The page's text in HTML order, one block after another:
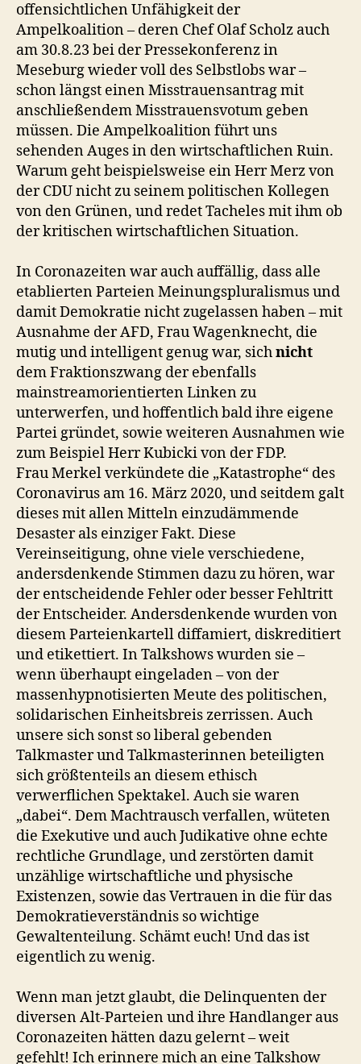
offensichtlichen Unfähigkeit der
Ampelkoalition – deren Chef Olaf Scholz auch
am 30.8.23 bei der Pressekonferenz in
Meseburg wieder voll des Selbstlobs war –
schon längst einen Misstrauensantrag mit
anschließendem Misstrauensvotum geben
müssen. Die Ampelkoalition führt uns
sehenden Auges in den wirtschaftlichen Ruin.
Warum geht beispielsweise ein Herr Merz von
der CDU nicht zu seinem politischen Kollegen
von den Grünen, und redet Tacheles mit ihm ob
der kritischen wirtschaftlichen Situation.
In Coronazeiten war auch auffällig, dass alle
etablierten Parteien Meinungspluralismus und
damit Demokratie nicht zugelassen haben – mit
Ausnahme der AFD, Frau Wagenknecht, die
mutig und intelligent genug war, sichnicht
dem Fraktionszwang der ebenfalls
mainstreamorientierten Linken zu
unterwerfen, und hoffentlich bald ihre eigene
Partei gründet, sowie weiteren Ausnahmen wie
zum Beispiel Herr Kubicki von der FDP.
Frau Merkel verkündete die „Katastrophe“ des
Coronavirus am 16. März 2020, und seitdem galt
dieses mit allen Mitteln einzudämmende
Desaster als einziger Fakt. Diese
Vereinseitigung, ohne viele verschiedene,
andersdenkende Stimmen dazu zu hören, war
der entscheidende Fehler oder besser Fehltritt
der Entscheider. Andersdenkende wurden von
diesem Parteienkartell diffamiert, diskreditiert
und etikettiert. In Talkshows wurden sie –
wenn überhaupt eingeladen – von der
massenhypnotisierten Meute des politischen,
solidarischen Einheitsbreis zerrissen. Auch
unsere sich sonst so liberal gebenden
Talkmaster und Talkmasterinnen beteiligten
sich größtenteils an diesem ethisch
verwerflichen Spektakel. Auch sie waren
„dabei“. Dem Machtrausch verfallen, wüteten
die Exekutive und auch Judikative ohne echte
rechtliche Grundlage, und zerstörten damit
unzählige wirtschaftliche und physische
Existenzen, sowie das Vertrauen in die für das
Demokratieverständnis so wichtige
Gewaltenteilung. Schämt euch! Und das ist
eigentlich zu wenig.
Wenn man jetzt glaubt, die Delinquenten der
diversen Alt-Parteien und ihre Handlanger aus
Coronazeiten hätten dazu gelernt – weit
gefehlt! Ich erinnere mich an eine Talkshow